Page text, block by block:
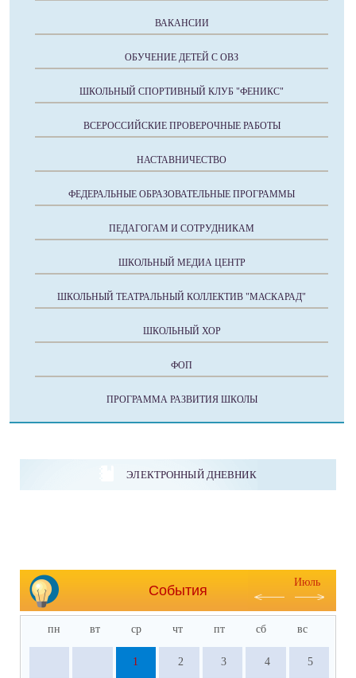
ВАКАНСИИ
ОБУЧЕНИЕ ДЕТЕЙ С ОВЗ
ШКОЛЬНЫЙ СПОРТИВНЫЙ КЛУБ "ФЕНИКС"
ВСЕРОССИЙСКИЕ ПРОВЕРОЧНЫЕ РАБОТЫ
НАСТАВНИЧЕСТВО
ФЕДЕРАЛЬНЫЕ ОБРАЗОВАТЕЛЬНЫЕ ПРОГРАММЫ
ПЕДАГОГАМ И СОТРУДНИКАМ
ШКОЛЬНЫЙ МЕДИА ЦЕНТР
ШКОЛЬНЫЙ ТЕАТРАЛЬНЫЙ КОЛЛЕКТИВ "МАСКАРАД"
ШКОЛЬНЫЙ ХОР
ФОП
ПРОГРАММА РАЗВИТИЯ ШКОЛЫ
ЭЛЕКТРОННЫЙ ДНЕВНИК
События
Июль
пн вт ср чт пт сб вс
1 2 3 4 5